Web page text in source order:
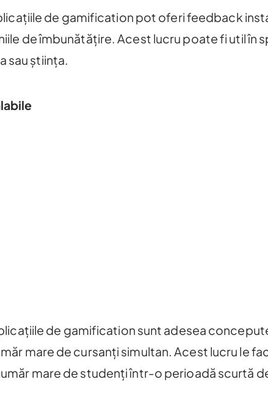
de gamification pot oferi feedback
de îmbunătățire. Acest lucru poate fi util în
sau știința.
de gamification sunt adesea
mare de cursanți simultan. Acest lucru le
mare de studenți într-o perioadă scurtă